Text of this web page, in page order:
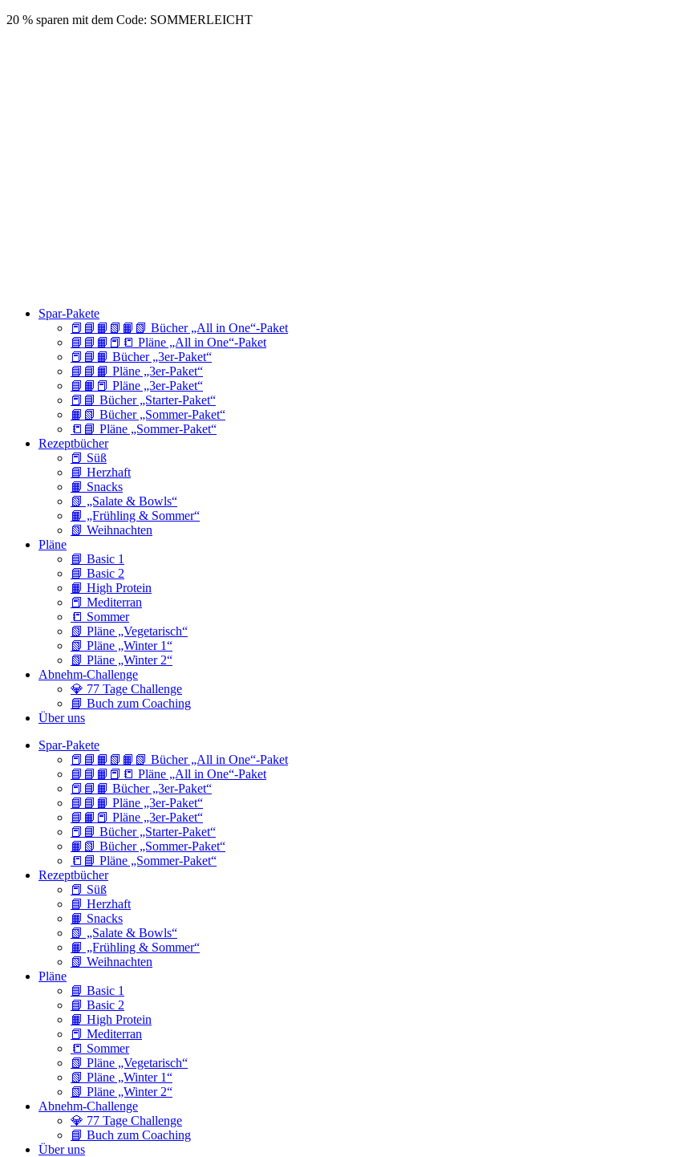
20 % sparen mit dem Code: SOMMERLEICHT
Spar-Pakete
📕📘📙📗📙📗 Bücher „All in One“-Paket
📘📘📙📕📒 Pläne „All in One“-Paket
📕📘📙 Bücher „3er-Paket“
📘📘📙 Pläne „3er-Paket“
📘📙📕 Pläne „3er-Paket“
📕📘 Bücher „Starter-Paket“
📙📗 Bücher „Sommer-Paket“
📒📘 Pläne „Sommer-Paket“
Rezeptbücher
📕 Süß
📘 Herzhaft
📙 Snacks
📗 „Salate & Bowls“
📙 „Frühling & Sommer“
📗 Weihnachten
Pläne
📘 Basic 1
📘 Basic 2
📙 High Protein
📕 Mediterran
📒 Sommer
📗 Pläne „Vegetarisch“
📗 Pläne „Winter 1“
📗 Pläne „Winter 2“
Abnehm-Challenge
💎 77 Tage Challenge
📘 Buch zum Coaching
Über uns
Spar-Pakete
📕📘📙📗📙📗 Bücher „All in One“-Paket
📘📘📙📕📒 Pläne „All in One“-Paket
📕📘📙 Bücher „3er-Paket“
📘📘📙 Pläne „3er-Paket“
📘📙📕 Pläne „3er-Paket“
📕📘 Bücher „Starter-Paket“
📙📗 Bücher „Sommer-Paket“
📒📘 Pläne „Sommer-Paket“
Rezeptbücher
📕 Süß
📘 Herzhaft
📙 Snacks
📗 „Salate & Bowls“
📙 „Frühling & Sommer“
📗 Weihnachten
Pläne
📘 Basic 1
📘 Basic 2
📙 High Protein
📕 Mediterran
📒 Sommer
📗 Pläne „Vegetarisch“
📗 Pläne „Winter 1“
📗 Pläne „Winter 2“
Abnehm-Challenge
💎 77 Tage Challenge
📘 Buch zum Coaching
Über uns